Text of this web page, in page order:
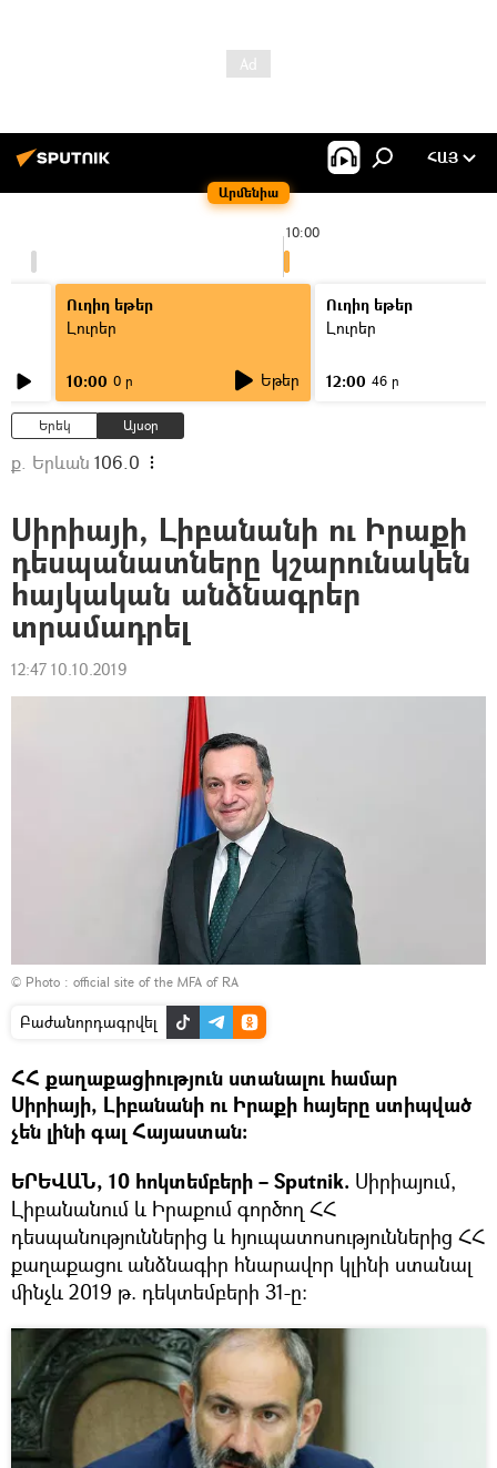
Արմենիա
ՀԱՅ
10:00
Ուղիղ եթեր
Լուրեր
10:00 0 ր Եթեր
Ուղիղ եթեր
Լուրեր
12:00 46 ր
Երեկ Այսօր
ք. Երևան 106.0
Սիրիայի, Լիբանանի ու Իրաքի
դեսպանատները կշարունակեն
հայկական անձնագրեր
տրամադրել
12:47 10.10.2019
© Photo : official site of the MFA of RA
Բաժանորդագրվել
ՀՀ քաղաքացիություն ստանալու համար
Սիրիայի, Լիբանանի ու Իրաքի հայերը ստիպված
չեն լինի գալ Հայաստան։
ԵՐԵՎԱՆ, 10 հոկտեմբերի – Sputnik. Սիրիայում,
Լիբանանում և Իրաքում գործող ՀՀ
դեսպանություններից և հյուպատոսություններից ՀՀ
քաղաքացու անձնագիր հնարավոր կլինի ստանալ
մինչև 2019 թ. դեկտեմբերի 31-ը: